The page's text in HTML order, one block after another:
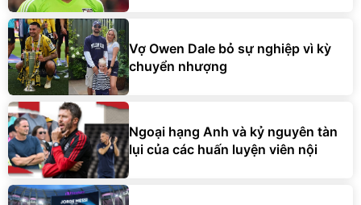
Vợ Owen Dale bỏ sự nghiệp vì kỳ
chuyển nhượng
Ngoại hạng Anh và kỷ nguyên tàn
lụi của các huấn luyện viên nội